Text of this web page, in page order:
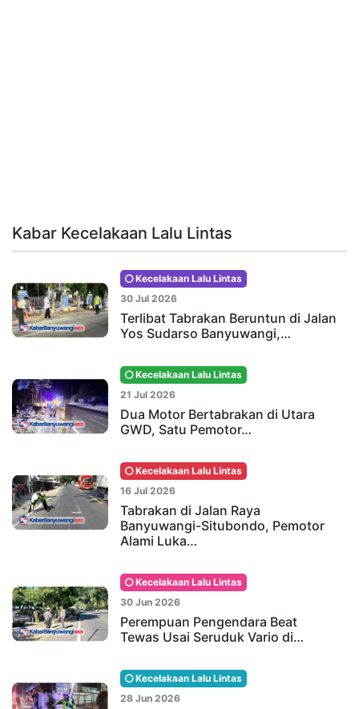
Kabar Kecelakaan Lalu Lintas
Kecelakaan Lalu Lintas
30 Jul 2026
Terlibat Tabrakan Beruntun di Jalan
Yos Sudarso Banyuwangi,…
Kecelakaan Lalu Lintas
21 Jul 2026
Dua Motor Bertabrakan di Utara
GWD, Satu Pemotor…
Kecelakaan Lalu Lintas
16 Jul 2026
Tabrakan di Jalan Raya
Banyuwangi-Situbondo, Pemotor
Alami Luka…
Kecelakaan Lalu Lintas
30 Jun 2026
Perempuan Pengendara Beat
Tewas Usai Seruduk Vario di…
Kecelakaan Lalu Lintas
28 Jun 2026